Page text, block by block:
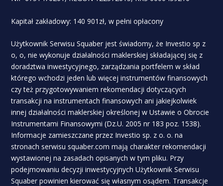
Kapitał zakładowy: 140 901zł, w pełni opłacony
Użytkownik Serwisu Squaber jest świadomy, że Investio sp z
o, o, nie wykonuje działalności maklerskiej składającej się z
doradztwa inwestycyjnego, zarządzania portfelem w skład
którego wchodzi jeden lub więcej instrumentów finansowych
czy też przygotowywaniem rekomendacji dotyczących
transakcji na instrumentach finansowych ani jakiejkolwiek
innej działalności maklerskiej określonej w Ustawie o Obrocie
Instrumentami Finansowymi (Dz.U. 2005 nr 183 poz. 1538).
Informacje zamieszczane przez Investio sp. z o. o. na
stronach serwisu squaber.com mają charakter rekomendacji
wystawionej na zasadach opisanych w tym pliku. Przy
podejmowaniu decyzji inwestycyjnych Użytkownik Serwisu
Squaber powinien kierować się własnym osądem. Transakcje